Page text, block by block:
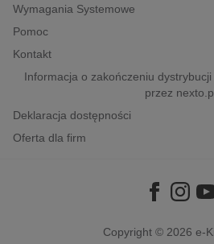
historia
Wymagania Systemowe
Pomoc
Kontakt
Informacja o zakończeniu
przez
Deklaracja dostępności
Oferta dla firm
Copyright © 2026 e-